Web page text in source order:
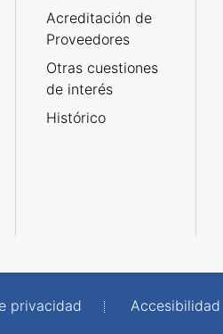
Acreditación de
Proveedores
Otras cuestiones
de interés
Histórico
privacidad Accesibilidad